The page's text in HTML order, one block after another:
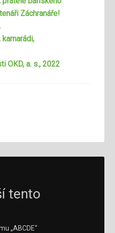
Záchranáře!
OKD, a. s., 2022
tento
„ABCDE“